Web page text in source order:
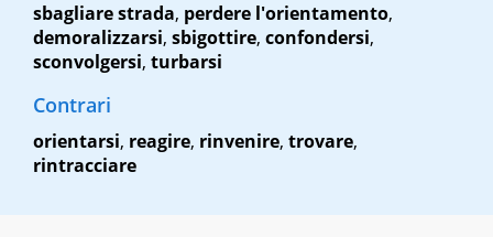
sbagliare strada, perdere l'orientamento,
demoralizzarsi, sbigottire, confondersi,
sconvolgersi, turbarsi
Contrari
orientarsi, reagire, rinvenire, trovare,
rintracciare